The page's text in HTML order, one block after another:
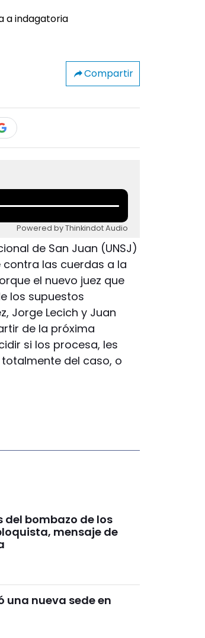
Compartir
Powered by Thinkindot Audio
de San Juan (UNSJ)
las cuerdas a la
el nuevo juez que
los supuestos
Jorge Lecich y Juan
de la próxima
si los procesa, les
del caso, o
del bombazo de los
mensaje de
una nueva sede en